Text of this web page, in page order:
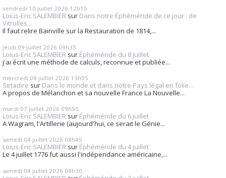
vendredi 10 juillet 2026 12h15
Loius-Eric SALEMBIER sur Dans notre Éphéméride de ce jour : de
Vitrolles...
Il faut relire Bainville sur la Restauration de 1814,...
jeudi 09 juillet 2026 09h35
Loius-Eric SALEMBIER sur Éphéméride du 8 juillet
j'ai écrit une méthode de calculs, reconnue et publiée...
mercredi 08 juillet 2026 13h05
Setadire sur Dans le monde et dans notre Pays légal en folie...
A propos de Mélanchon et sa nouvelle France La Nouvelle...
mardi 07 juillet 2026 09h50
Loius-Eric SALEMBIER sur Éphéméride du 6 juillet
A Wagram, l'Artillerie (aujourd'hui, ce serait le Génie...
samedi 04 juillet 2026 08h45
Loius-Eric SALEMBIER sur Éphéméride du 4 juillet
Le 4 juillet 1776 fut aussi l'indépendance américaine,...
samedi 04 juillet 2026 08h30